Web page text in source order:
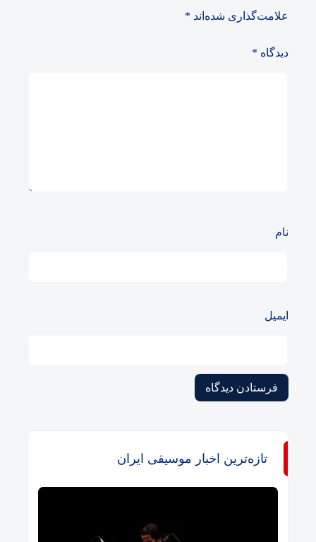
علامت‌گذاری شده‌اند *
دیدگاه *
نام
ایمیل
تازه‌ترین اخبار موسیقی ایران